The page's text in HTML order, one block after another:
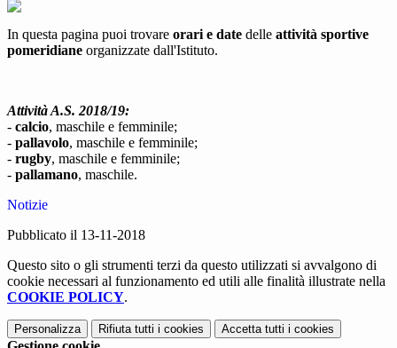
In questa pagina puoi trovare orari e date delle attività sportive
pomeridiane organizzate dall'Istituto.
Attività A.S. 2018/19:
- calcio, maschile e femminile;
- pallavolo, maschile e femminile;
- rugby, maschile e femminile;
- pallamano, maschile.
Notizie
Pubblicato il 13-11-2018
Questo sito o gli strumenti terzi da questo utilizzati si avvalgono di
cookie necessari al funzionamento ed utili alle finalità illustrate nella
COOKIE POLICY.
Personalizza Rifiuta tutti i cookies Accetta tutti i cookies